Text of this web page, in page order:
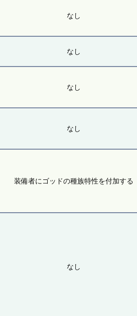
なし
なし
なし
なし
装備者にゴッドの種族特性を付加する
なし